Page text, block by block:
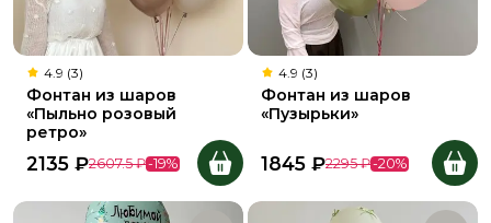
4.9 (3)
Фонтан из шаров
«Пыльно розовый
ретро»
2135 ₽2607.5 ₽-19%
4.9 (3)
Фонтан из шаров
«Пузырьки»
1845 ₽2295 ₽-20%